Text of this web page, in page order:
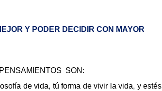
Y PODER DECIDIR CON MAYOR
SON:
de vida, tú forma de vivir la vida, y estés